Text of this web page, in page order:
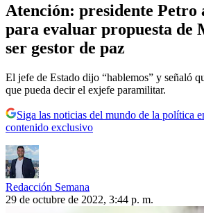
Atención: presidente Petro
para evaluar propuesta de
ser gestor de paz
El jefe de Estado dijo “hablemos” y señaló
que pueda decir el exjefe paramilitar.
Siga las noticias del mundo de la política
contenido exclusivo
Redacción Semana
29 de octubre de 2022, 3:44 p. m.